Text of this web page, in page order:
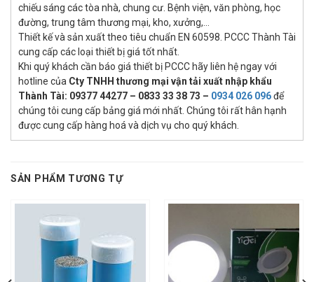
chiếu sáng các tòa nhà, chung cư. Bệnh viện, văn phòng, học
đường, trung tâm thương mại, kho, xưởng,…
Thiết kế và sản xuất theo tiêu chuẩn EN 60598. PCCC Thành Tài
cung cấp các loại thiết bị giá tốt nhất.
Khi quý khách cần báo giá thiết bị PCCC hãy liên hệ ngay với
hotline của Cty TNHH thương mại vận tải xuất nhập khẩu
Thành Tài: 09377 44277 – 0833 33 38 73 – 0934 026 096để
chúng tôi cung cấp bảng giá mới nhất. Chúng tôi rất hân hạnh
được cung cấp hàng hoá và dịch vụ cho quý khách.
SẢN PHẨM TƯƠNG TỰ